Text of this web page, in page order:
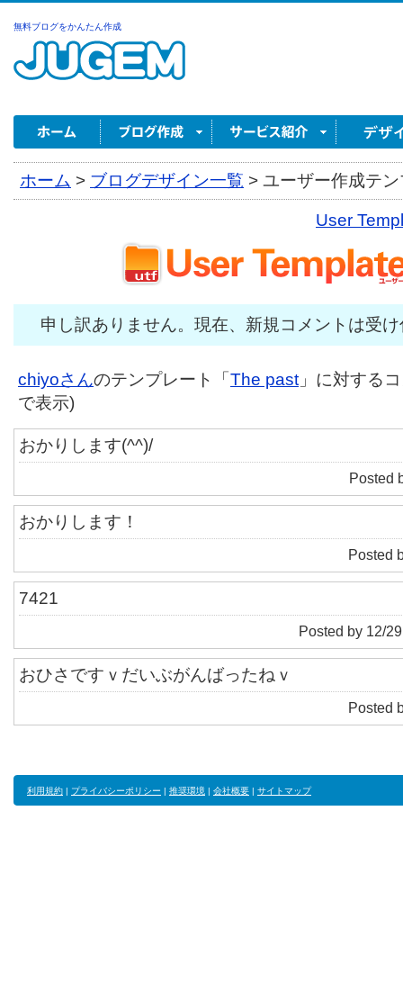
無料ブログをかんたん作成
ホーム > ブログデザイン一覧 > ユーザー作成テ
User
申し訳ありません。現在、新規コメントは受
chiyoさんのテンプレート「 The past 」に対する
で表示)
おかりします(^^)/
Posted
おかりします！
Posted
7421
Posted by 12/
おひさですｖだいぶがんばったねｖ
Posted
利用規約 | プライバシーポリシー | 推奨環境 | 会社概要 | サイトマップ